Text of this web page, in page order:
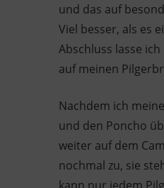
und das auf
Viel besser, als es
Abschluss lasse
auf meinen
Nachdem ich
und den Poncho
weiter auf dem
nochmal zu, sie